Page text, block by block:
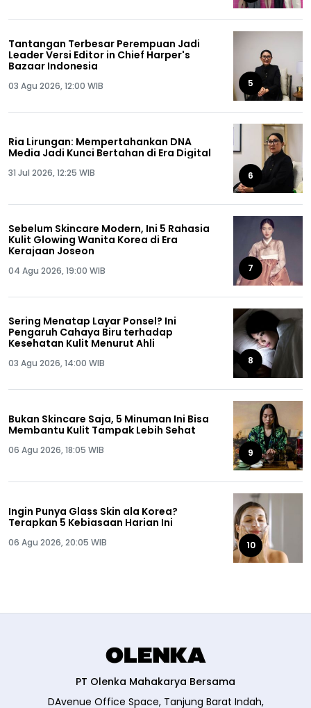
Tantangan Terbesar Perempuan Jadi
Leader Versi Editor in Chief Harper's
Bazaar Indonesia
03 Agu 2026, 12:00 WIB 5
Ria Lirungan: Mempertahankan DNA
Media Jadi Kunci Bertahan di Era Digital
31 Jul 2026, 12:25 WIB 6
Sebelum Skincare Modern, Ini 5 Rahasia
Kulit Glowing Wanita Korea di Era
Kerajaan Joseon
04 Agu 2026, 19:00 WIB 7
Sering Menatap Layar Ponsel? Ini
Pengaruh Cahaya Biru terhadap
Kesehatan Kulit Menurut Ahli
03 Agu 2026, 14:00 WIB 8
Bukan Skincare Saja, 5 Minuman Ini Bisa
Membantu Kulit Tampak Lebih Sehat
06 Agu 2026, 18:05 WIB 9
Ingin Punya Glass Skin ala Korea?
Terapkan 5 Kebiasaan Harian Ini
06 Agu 2026, 20:05 WIB 10
PT Olenka Mahakarya Bersama
DAvenue Office Space, Tanjung Barat Indah,